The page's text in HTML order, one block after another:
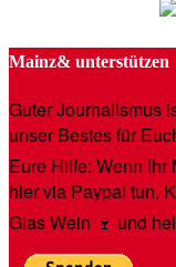
Mainz& unterstützen
Guter Journalismus
unser Bestes für
Eure Hilfe: Wenn Ihr
hier via Paypal tun.
Glas Wein 🍷 und